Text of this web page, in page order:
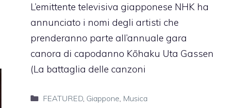
L’emittente televisiva giapponese NHK ha
annunciato i nomi degli artisti che
prenderanno parte all’annuale gara
canora di capodanno Kōhaku Uta Gassen
(La battaglia delle canzoni
Categorie
FEATURED, Giappone, Musica